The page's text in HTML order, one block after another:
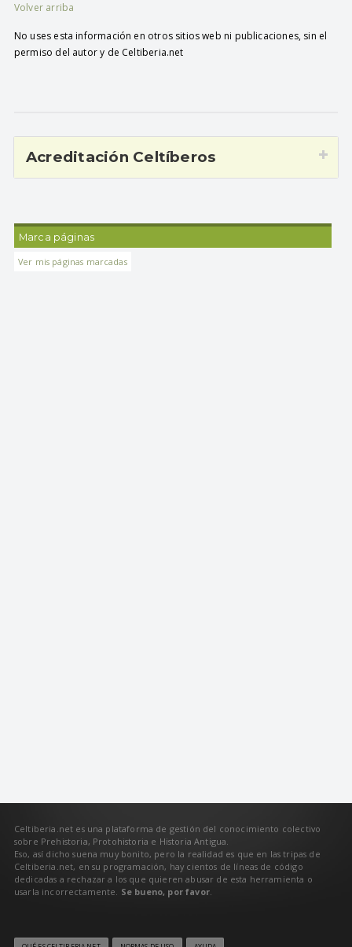
Volver arriba
No uses esta información en otros sitios web ni publicaciones, sin el
permiso del autor y de Celtiberia.net
Acreditación Celtíberos
Marca páginas
Ver mis páginas marcadas
Celtiberia.net es una plataforma de gestión del conocimiento colectivo
sobre Prehistoria, Protohistoria e Historia Antigua.
Eso, así dicho suena muy bonito, pero la realidad es que en las tripas de
Celtiberia.net, en su programación, hay cientos de líneas de código
dedicadas a rechazar a los que quieren abusar de esta herramienta o
usarla incorrectamente. Se bueno, por favor.